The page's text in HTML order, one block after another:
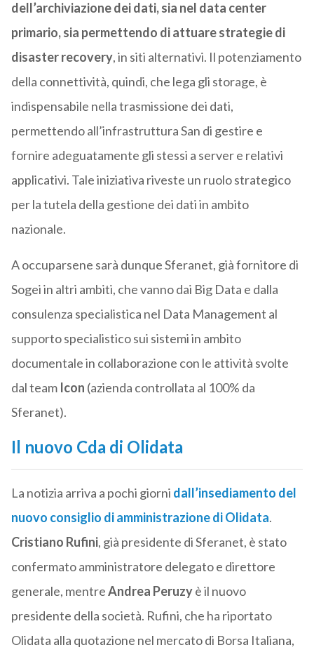
dell’archiviazione dei dati, sia nel data center
primario, sia permettendo di attuare strategie di
disaster recovery, in siti alternativi. Il potenziamento
della connettività, quindi, che lega gli storage, è
indispensabile nella trasmissione dei dati,
permettendo all’infrastruttura San di gestire e
fornire adeguatamente gli stessi a server e relativi
applicativi. Tale iniziativa riveste un ruolo strategico
per la tutela della gestione dei dati in ambito
nazionale.
A occuparsene sarà dunque Sferanet, già fornitore di
Sogei in altri ambiti, che vanno dai Big Data e dalla
consulenza specialistica nel Data Management al
supporto specialistico sui sistemi in ambito
documentale in collaborazione con le attività svolte
dal team Icon (azienda controllata al 100% da
Sferanet).
Il nuovo Cda di Olidata
La notizia arriva a pochi giorni dall’insediamento del
nuovo consiglio di amministrazione di Olidata.
Cristiano Rufini, già presidente di Sferanet, è stato
confermato amministratore delegato e direttore
generale, mentreAndrea Peruzyè il nuovo
presidente della società. Rufini, che ha riportato
Olidata alla quotazione nel mercato di Borsa Italiana,